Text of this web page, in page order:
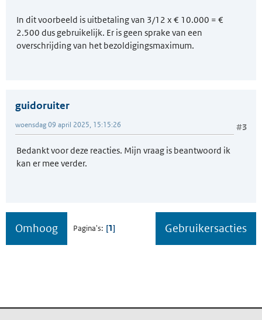
In dit voorbeeld is uitbetaling van 3/12 x € 10.000 = €
2.500 dus gebruikelijk. Er is geen sprake van een
overschrijding van het bezoldigingsmaximum.
guidoruiter
#3
woensdag 09 april 2025, 15:15:26
Bedankt voor deze reacties. Mijn vraag is beantwoord ik
kan er mee verder.
Omhoog Pagina's 1 Gebruikersacties